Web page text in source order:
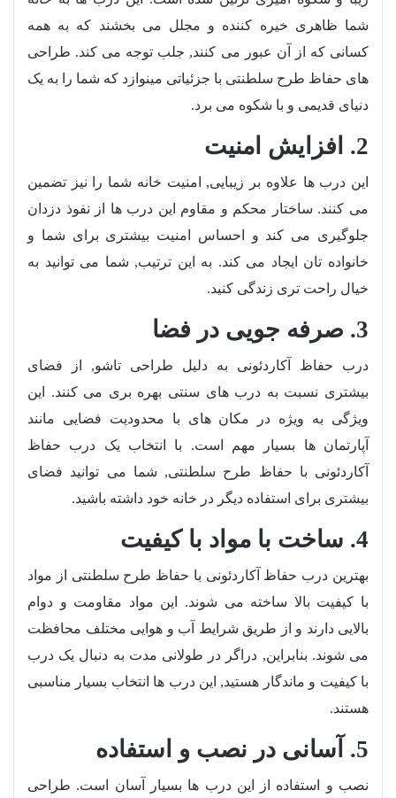
شما ظاهری خیره کننده و مجلل می بخشند که به همه
کسانی که از آن عبور می کنند, جلب توجه می کند. طراحی
های حفاظ طرح سلطنتی با جزئیاتی مینوازد که شما را به یک
دنیای قدیمی و با شکوه می برد.
2. افزایش امنیت
این درب ها علاوه بر زیبایی, امنیت خانه شما را نیز تضمین
می کنند. ساختار محکم و مقاوم این درب ها از نفوذ دزدان
جلوگیری می کند و احساس امنیت بیشتری برای شما و
خانواده تان ایجاد می کند. به این ترتیب, شما می توانید به
خیال راحت تری زندگی کنید.
3. صرفه جویی در فضا
درب حفاظ آکاردئونی به دلیل طراحی تاشو, از فضای
بیشتری نسبت به درب های سنتی بهره بری می کنند. این
ویژگی به ویژه در مکان های با محدودیت فضایی مانند
آپارتمان ها بسیار مهم است. با انتخاب یک درب حفاظ
آکاردئونی با حفاظ طرح سلطنتی, شما می توانید فضای
بیشتری برای استفاده دیگر در خانه خود داشته باشید.
4. ساخت با مواد با کیفیت
بهترین درب حفاظ آکاردئونی با حفاظ طرح سلطنتی از مواد
با کیفیت بالا ساخته می شوند. این مواد مقاومت و دوام
بالایی دارند و از طریق شرایط آب و هوایی مختلف محافظت
می شوند. بنابراین, دراگر در طولانی مدت به دنبال یک درب
با کیفیت و ماندگار هستید, این درب ها انتخاب بسیار مناسبی
هستند.
5. آسانی در نصب و استفاده
نصب و استفاده از این درب ها بسیار آسان است. طراحی